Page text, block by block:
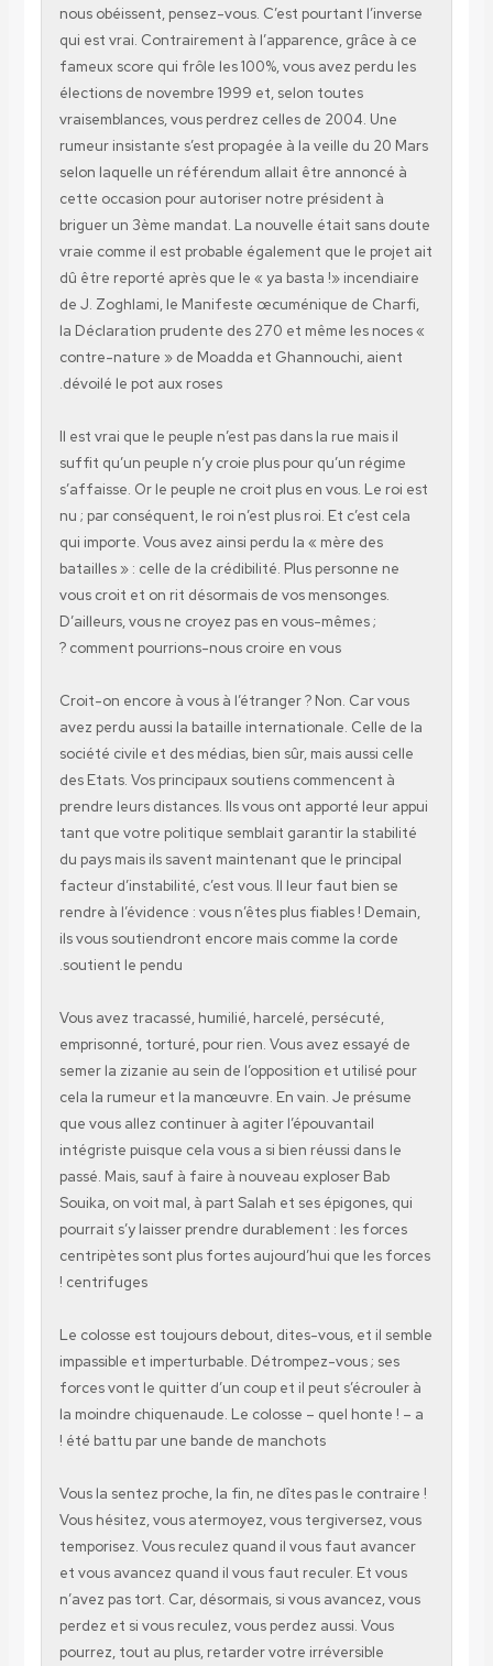
nous obéissent, pensez-vous. C’est pourtant
qui est vrai. Contrairement à l’apparence,
fameux score qui frôle les 100%, vous avez
élections de novembre 1999 et, selon toutes
vraisemblances, vous perdrez celles de 2004.
rumeur insistante s’est propagée à la veille du
selon laquelle un référendum allait être
cette occasion pour autoriser notre président à
briguer un 3ème mandat. La nouvelle était
vraie comme il est probable également que le
dû être reporté après que le « ya basta !»
de J. Zoghlami, le Manifeste œcuménique de
la Déclaration prudente des 270 et même les
contre-nature » de Moadda et Ghannouchi,
dévoilé le pot aux roses.
Il est vrai que le peuple n’est pas dans la rue
suffit qu’un peuple n’y croie plus pour qu’un
s’affaisse. Or le peuple ne croit plus en vous.
nu ; par conséquent, le roi n’est plus roi. Et c’est
qui importe. Vous avez ainsi perdu la « mère des
batailles » : celle de la crédibilité. Plus personne
vous croit et on rit désormais de vos
D’ailleurs, vous ne croyez pas en vous-mêmes ;
comment pourrions-nous croire en vous ?
Croit-on encore à vous à l’étranger ? Non. Car
avez perdu aussi la bataille internationale.
société civile et des médias, bien sûr, mais aussi
des Etats. Vos principaux soutiens
prendre leurs distances. Ils vous ont apporté
tant que votre politique semblait garantir la
du pays mais ils savent maintenant que le
facteur d’instabilité, c’est vous. Il leur faut bien
rendre à l’évidence : vous n’êtes plus fiables !
ils vous soutiendront encore mais comme la
soutient le pendu.
Vous avez tracassé, humilié, harcelé, persécuté,
emprisonné, torturé, pour rien. Vous avez
semer la zizanie au sein de l’opposition et
cela la rumeur et la manœuvre. En vain. Je
que vous allez continuer à agiter l’épouvantail
intégriste puisque cela vous a si bien réussi
passé. Mais, sauf à faire à nouveau exploser
Souika, on voit mal, à part Salah et ses
pourrait s’y laisser prendre durablement : les
centripètes sont plus fortes aujourd’hui que
Le colosse est toujours debout, dites-vous, et il
impassible et imperturbable. Détrompez-vous ;
forces vont le quitter d’un coup et il peut
la moindre chiquenaude. Le colosse – quel
été battu par une bande de manchots !
Vous la sentez proche, la fin, ne dîtes pas le
Vous hésitez, vous atermoyez, vous
temporisez. Vous reculez quand il vous faut
et vous avancez quand il vous faut reculer. Et
n’avez pas tort. Car, désormais, si vous
perdez et si vous reculez, vous perdez aussi.
pourrez, tout au plus, retarder votre irréversible